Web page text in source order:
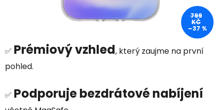
✅ Prémiový vzhled, který zaujme na první
pohled.
✅ Podporuje bezdrátové nabíjení
799
KČ
–37 %